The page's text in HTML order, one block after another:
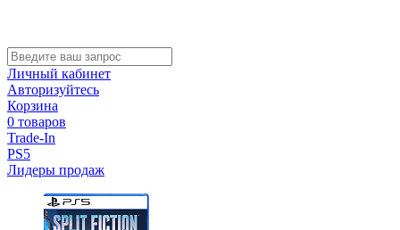
Личный кабинет
Авторизуйтесь
Корзина
0 товаров
Trade-In
PS5
Лидеры продаж